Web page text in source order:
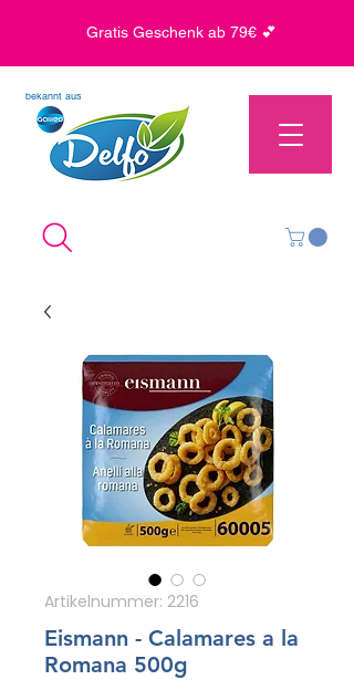
Gratis Geschenk ab 79€ 💕
bekannt aus
Artikelnummer: 2216
Eismann - Calamares a la
Romana 500g